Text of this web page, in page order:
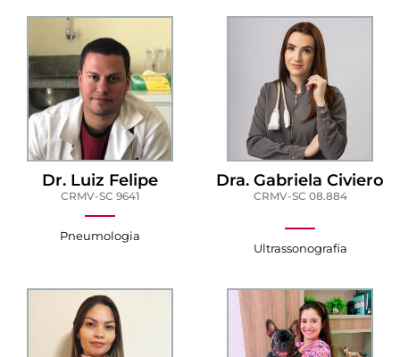
Dr. Luiz Felipe
CRMV-SC 9641
Pneumologia
Dra. Gabriela Civiero
CRMV-SC 08.884
Ultrassonografia